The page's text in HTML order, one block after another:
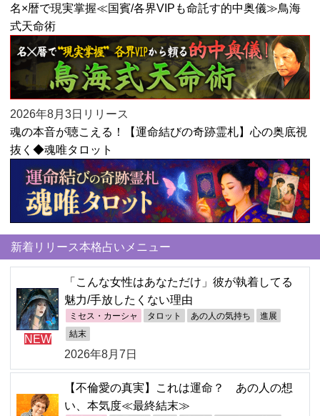
名×暦で現実掌握≪国賓/各界VIPも命託す的中奥儀≫鳥海
式天命術
2026年8月3日リリース
魂の本音が聴こえる！【運命結びの奇跡霊札】心の奥底視
抜く◆魂唯タロット
新着リリース本格占いメニュー
NEW
「こんな女性はあなただけ」彼が執着してる
魅力/手放したくない理由
ミセス・カーシャ タロット あの人の気持ち 進展
結末
2026年8月7日
【不倫愛の真実】これは運命？ あの人の想
い、本気度≪最終結末≫